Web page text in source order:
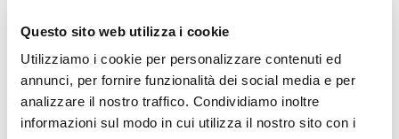
Questo sito web utilizza i cookie
Utilizziamo i cookie per personalizzare contenuti ed
annunci, per fornire funzionalità dei social media e per
analizzare il nostro traffico. Condividiamo inoltre
informazioni sul modo in cui utilizza il nostro sito con i